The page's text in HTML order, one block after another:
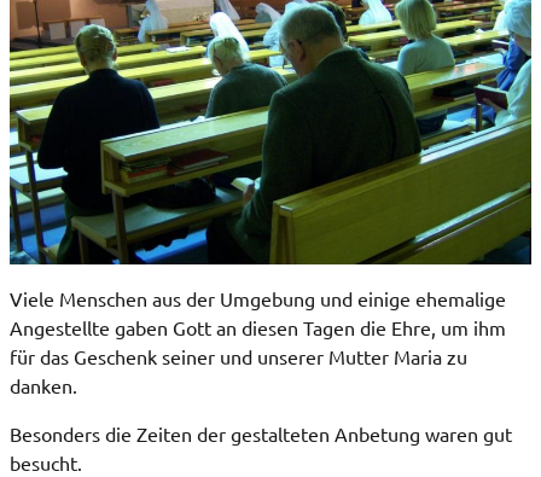
Viele Menschen aus der Umgebung und einige ehemalige
Angestellte gaben Gott an diesen Tagen die Ehre, um ihm
für das Geschenk seiner und unserer Mutter Maria zu
danken.
Besonders die Zeiten der gestalteten Anbetung waren gut
besucht.